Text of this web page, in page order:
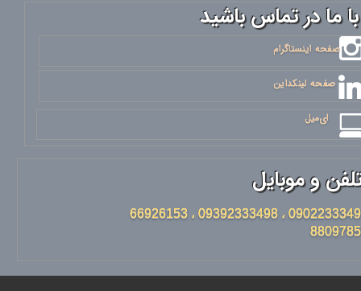
با ما در تماس باشید
​​​​صفحه اینستاگرام
صفحه لینکداین
ای‌میل
و موبایل